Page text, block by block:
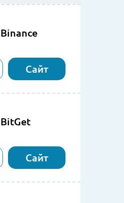
Binance
Сайт
BitGet
Сайт